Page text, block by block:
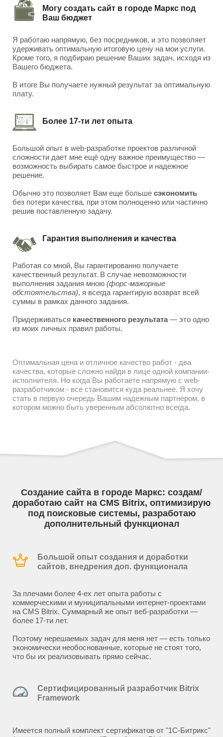
Могу создать сайт в городе Маркс под
Ваш бюджет
Я работаю напрямую, без посредников, и это позволяет
удерживать оптимальную итоговую цену на мои услуги.
Кроме того, я подбираю решение Ваших задач, исходя из
Вашего бюджета.
В итоге Вы получаете нужный результат за оптимальную
плату.
Более 17-ти лет опыта
Большой опыт в web-разработке проектов различной
сложности дает мне ещё одну важное преимущество —
возможность выбирать самое быстрое и надежное
решение.
Обычно это позволяет Вам еще больше сэкономить
без потери качества, при этом полноценно или частично
решив поставленную задачу.
Гарантия выполнения и качества
Работая со мной, Вы гарантированно получаете
качественный результат. В случае невозможности
выполнения задания мною (форс-мажорные
обстоятельства), я всегда гарантирую возврат всей
суммы в рамках данного задания.
Придерживаться качественного результата— это одно
из моих личных правил работы.
Оптимальная цена и отличное качество работ - два
качества, которые сложно найди в лице одной компании-
исполнителя. Но когда Вы работаете напрямую с web-
разработчиком - все становится куда реальнее. Я хочу
стать в первую очередь Вашим надежным партнером, в
котором можно быть уверенным абсолютно всегда.
Создание сайта в городе Маркс: создам/
доработаю сайт на CMS Bitrix, оптимизирую
под поисковые системы, разработаю
дополнительный функционал
Большой опыт создания и доработки
сайтов, внедрения доп. функционала
За плечами более 4-ех лет опыта работы с
коммерческими и муниципальными интернет-проектами
на CMS Bitrix. Суммарный же опыт веб-разработки —
более 17-ти лет.
Поэтому нерешаемых задач для меня нет — есть только
экономически необоснованные, которые не стоят того,
что бы их реализовывать прямо сейчас.
Сертифицированный разработчик Bitrix
Framework
Имеется полный комплект сертификатов от "1С-Битрикс"